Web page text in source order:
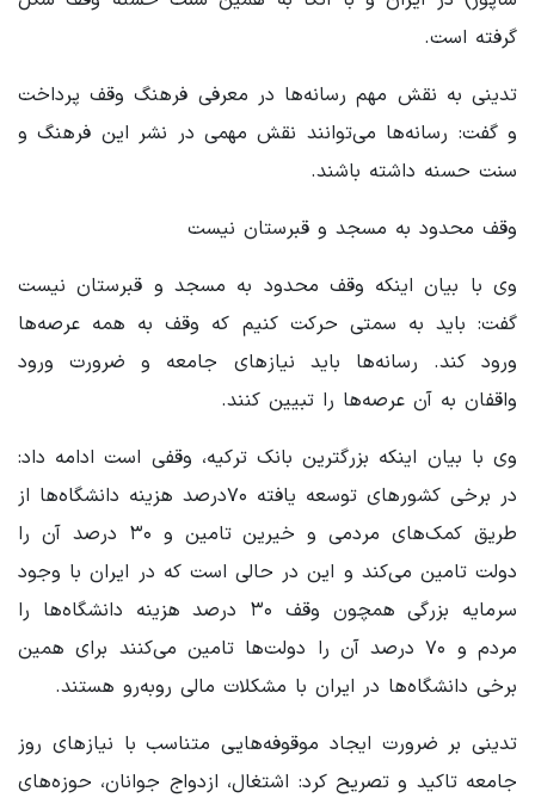
گرفته است.
تدینی به نقش مهم رسانه‌ها در معرفی فرهنگ وقف پرداخت
و گفت: رسانه‌ها می‌توانند نقش مهمی در نشر این فرهنگ و
سنت حسنه داشته باشند.
وقف محدود به مسجد و قبرستان نیست
وی با بیان اینکه وقف محدود به مسجد و قبرستان نیست
گفت: باید به سمتی حرکت کنیم که وقف به همه عرصه‌ها
ورود کند. رسانه‌ها باید نیازهای جامعه و ضرورت ورود
واقفان به آن عرصه‌ها را تبیین کنند.
وی با بیان اینکه بزرگترین بانک ترکیه، وقفی است ادامه داد:
در برخی کشورهای توسعه یافته ۷۰درصد هزینه دانشگاه‌ها از
طریق کمک‌های مردمی و خیرین تامین و ۳۰ درصد آن را
دولت تامین می‌کند و این در حالی است که در ایران با وجود
سرمایه بزرگی همچون وقف ۳۰ درصد هزینه دانشگاه‌ها را
مردم و ۷۰ درصد آن را دولت‌ها تامین می‌کنند برای همین
برخی دانشگاه‌ها در ایران با مشکلات مالی روبه‌رو هستند.
تدینی بر ضرورت ایجاد موقوفه‌هایی متناسب با نیازهای روز
جامعه تاکید و تصریح کرد: اشتغال، ازدواج جوانان، حوزه‌های